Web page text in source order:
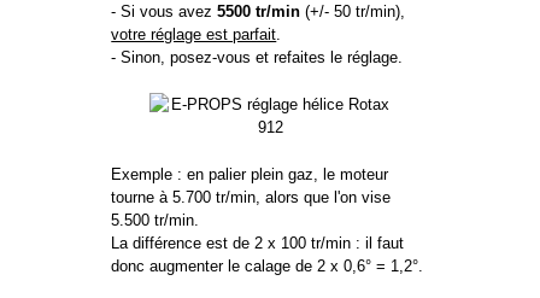
- Si vous avez5500 tr/min (+/- 50 tr/min),
votre réglage est parfait
- Sinon, posez-vous et refaites le réglage.
Exemple : en palier plein gaz, le moteur
tourne à 5.700 tr/min, alors que l'on vise
5.500 tr/min.
La différence est de 2 x 100 tr/min : il faut
donc augmenter le calage de 2 x 0,6° = 1,2°.